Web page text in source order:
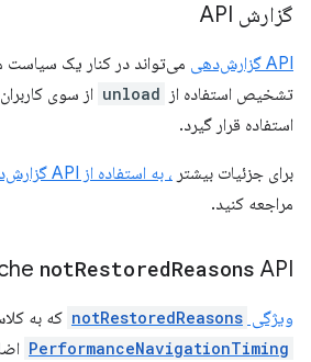
گزارش API
API گزارش‌دهی
می‌تواند در کنار یک سیاست
تشخیص استفاده از unload از سوی
استفاده قرار گیرد.
برای جزئیات بیشتر ، به استفاده از API گزارش‌دهی برای یافتن تخلیه‌ها
مراجعه کنید.
notRestoredReasons API
ویژگی notRestoredReasons که به
PerformanceNavigationTiming